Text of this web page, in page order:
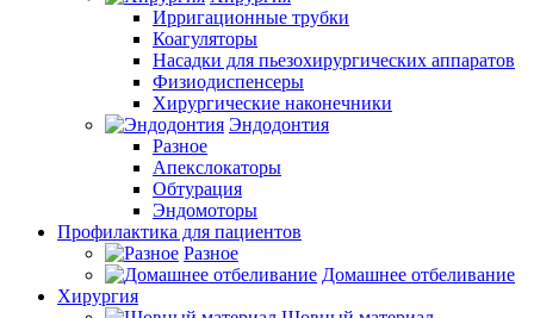
Ирригационные трубки
Коагуляторы
Насадки для пьезохирургических аппаратов
Физиодиспенсеры
Хирургические наконечники
Эндодонтия
Разное
Апекслокаторы
Обтурация
Эндомоторы
Профилактика для пациентов
Разное
Домашнее отбеливание
Хирургия